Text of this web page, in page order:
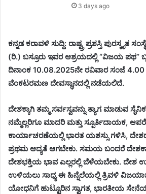
3 days ago
ಕನ್ನಡ ಕರಾವಳಿ ಸುದ್ದಿ: ರಾಷ್ಟ್ರ ಪ್ರಶಸ್ತಿ ಪುರಸ್ಕೃತ
(ರಿ.) ಬಸ್ರೂರು ಇವರ ಆಶ್ರಯದಲ್ಲಿ “ವಿಜಯ ಪಥ”
ದಿನಾಂಕ 10.08.2025ನೇ ರವಿವಾರ ಸಂಜೆ 4.00
ವೆಂಕಟರಮಣ ದೇವಸ್ಥಾನದಲ್ಲಿ ನಡೆಯಲಿದೆ.
ದೇಶಕ್ಕಾಗಿ ತಮ್ಮ ಸರ್ವಸ್ವವನ್ನು ತ್ಯಾಗ ಮಾಡುವ
ನಮ್ಮೆಲ್ಲರಿಗೂ ಮಾದರಿ ಮತ್ತು ಸ್ಪೂರ್ತಿದಾಯಕ,
ಕಾರ್ಯಾಚರಣೆಯಲ್ಲಿ ಭಾರತ ಯಶಸ್ಸು ಗಳಿಸಿ, ದೇಶದ
ಪ್ರಥಮ ಆದ್ಯತೆ ಆಗಬೇಕು. ಸಮಯ ಬಂದರೆ
ದೇಶಭಕ್ತಿಯ ಭಾವ ಎಲ್ಲರಲ್ಲಿ ಬೆಳೆಯಬೇಕು. ದೇಶ
ಉಳಿಯಲು ಸಾಧ್ಯ ಈ ಹಿನ್ನೆಲೆಯಲ್ಲಿ ತ್ರಿವಳಿ
ಯೋಧನಿಗೆ ಹುಟ್ಟೂರಿನ ಸ್ವಾಗತ, ಭಾರತೀಯ